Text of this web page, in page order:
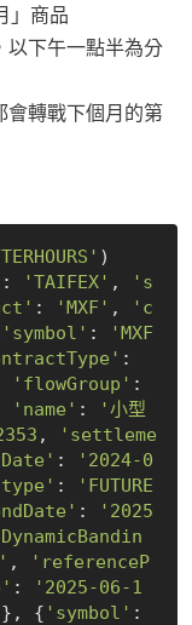
」商品
以下午一點半為分
會轉戰下個月的第
)
: 'TAIFEX' ,
's
: 'MXF' ,
'c
'symbol' :
'MXF
'flowGroup'
'name' :
'小型
,
'settleme
:
'2024-0
:
'FUTURE
:
'2025
,
'referenceP
:
'2025-06-1
}, { 'symbol'